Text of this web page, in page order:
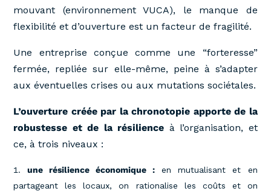
mouvant (environnement VUCA), le manque de
flexibilité et d’ouverture est un facteur de fragilité.
Une entreprise conçue comme une “forteresse”
fermée, repliée sur elle-même, peine à s’adapter
aux éventuelles crises ou aux mutations sociétales.
L’ouverture créée par la chronotopie apporte de la
robustesse et de la résilience à l’organisation, et
ce, à trois niveaux :
une résilience économique : en mutualisant et en
partageant les locaux, on rationalise les coûts et on